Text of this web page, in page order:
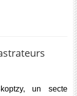
un secte